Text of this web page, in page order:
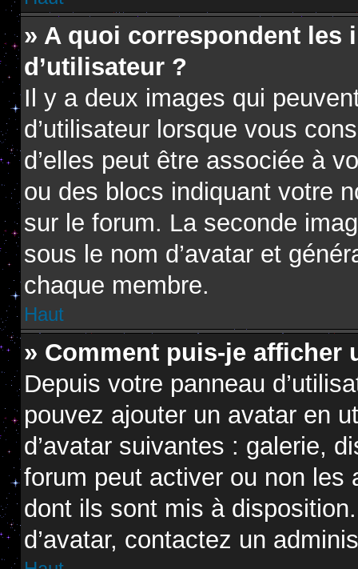
» A quoi correspondent les
d’utilisateur ?
Il y a deux images qui
d’utilisateur lorsque vous
d’elles peut être associée à
ou des blocs indiquant votre
sur le forum. La seconde
sous le nom d’avatar et
chaque membre.
Haut
» Comment puis-je afficher
Depuis votre panneau
pouvez ajouter un avatar en
d’avatar suivantes : galerie,
forum peut activer ou non les
dont ils sont mis à
d’avatar, contactez un